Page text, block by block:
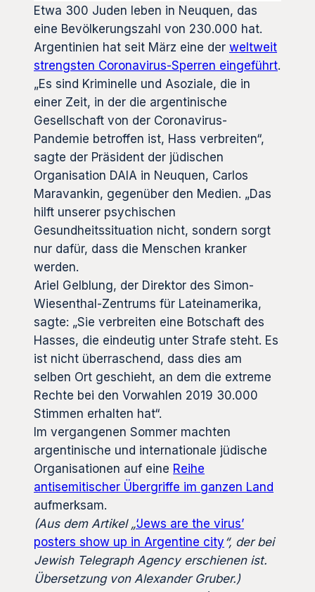
Etwa 300 Juden leben in Neuquen, das
eine Bevölkerungszahl von 230.000 hat.
Argentinien hat seit März eine der weltweit
strengsten Coronavirus-Sperren eingeführt.
„Es sind Kriminelle und Asoziale, die in
einer Zeit, in der die argentinische
Gesellschaft von der Coronavirus-
Pandemie betroffen ist, Hass verbreiten“,
sagte der Präsident der jüdischen
Organisation DAIA in Neuquen, Carlos
Maravankin, gegenüber den Medien. „Das
hilft unserer psychischen
Gesundheitssituation nicht, sondern sorgt
nur dafür, dass die Menschen kranker
werden.
Ariel Gelblung, der Direktor des Simon-
Wiesenthal-Zentrums für Lateinamerika,
sagte: „Sie verbreiten eine Botschaft des
Hasses, die eindeutig unter Strafe steht. Es
ist nicht überraschend, dass dies am
selben Ort geschieht, an dem die extreme
Rechte bei den Vorwahlen 2019 30.000
Stimmen erhalten hat“.
Im vergangenen Sommer machten
argentinische und internationale jüdische
Organisationen auf eine Reihe
antisemitischer Übergriffe im ganzen Land
aufmerksam.
(Aus dem Artikel „‘Jews are the virus’
posters show up in Argentine city “, der bei
Jewish Telegraph Agency erschienen ist.
Übersetzung von Alexander Gruber.)